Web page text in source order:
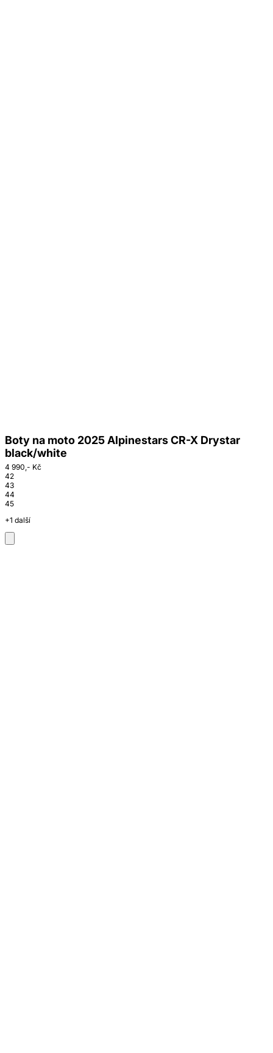
Boty na moto 2025 Alpinestars CR-X Drystar
black/white
4 990,- Kč
42
43
44
45
+1 další